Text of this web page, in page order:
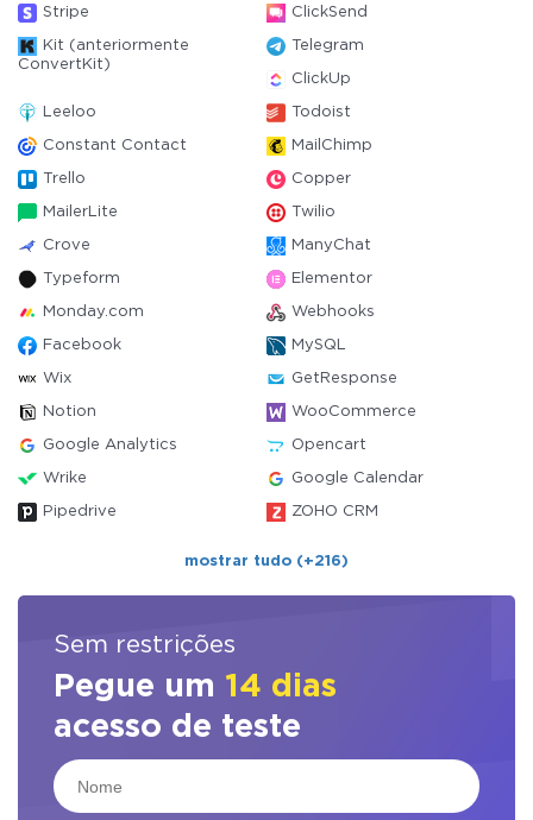
Stripe ClickSend
Kit (anteriormente
ConvertKit)
Telegram
ClickUp
Leeloo Todoist
Constant Contact MailChimp
Trello Copper
MailerLite Twilio
Crove ManyChat
Typeform Elementor
Monday.com Webhooks
Facebook MySQL
Wix GetResponse
Notion WooCommerce
Google Analytics Opencart
Wrike Google Calendar
Pipedrive ZOHO CRM
mostrar tudo (+216)
Sem restrições
Pegue um 14 dias
acesso de teste